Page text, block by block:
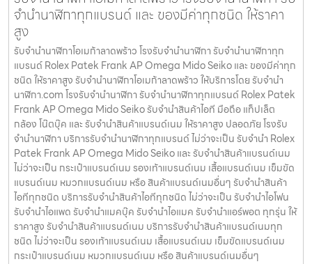
จำนำนาฬิกาทุกแบรนด์ และ ของมีค่าทุกชนิด ให้ราคา
สูง
รับจำนำนาฬิกาโอเมก้าลาดพร้าว โรงรับจำนำนาฬิกา รับจำนำนาฬิกาทุก
แบรนด์ Rolex Patek Frank AP Omega Mido Seiko และ ของมีค่าทุก
ชนิด ให้ราคาสูง รับจำนำนาฬิกาโอเมก้าลาดพร้าว ให้บริการโดย รับจํานํา
นาฬิกา.com โรงรับจำนำนาฬิกา รับจำนำนาฬิกาทุกแบรนด์ Rolex Patek
Frank AP Omega Mido Seiko รับจำนำสินค้าไอที มือถือ แท็ปเล็ต
กล้อง โน๊ตบุ๊ค และ รับจำนำสินค้าแบรนด์เนม ให้ราคาสูง ปลอดภัย โรงรับ
จำนำนาฬิกา บริการรับจำนำนาฬิกาทุกแบรนด์ ไม่ว่าจะเป็น รับจำนำ Rolex
Patek Frank AP Omega Mido Seiko และ รับจำนำสินค้าแบรนด์เนม
ไม่ว่าจะเป็น กระเป๋าแบรนด์เนม รองเท้าแบรนด์เนม เสื้อแบรนด์เนม เข็มขัด
แบรนด์เนม หมวกแบรนด์เนม หรือ สินค้าแบรนด์เนมอื่นๆ รับจำนำสินค้า
ไอทีทุกชนิด บริการรับจำนำสินค้าไอทีทุกชนิด ไม่ว่าจะเป็น รับจำนำไอโฟน
รับจำนำไอแพด รับจำนำแมคบุ๊ค รับจำนำไอแมค รับจำนำแอร์พอต ทุกรุ่น ให้
ราคาสูง รับจำนำสินค้าแบรนด์เนม บริการรับจำนำสินค้าแบรนด์เนมทุก
ชนิด ไม่ว่าจะเป็น รองเท้าแบรนด์เนม เสื้อแบรนด์เนม เข็มขัดแบรนด์เนม
กระเป๋าแบรนด์เนม หมวกแบรนด์เนม หรือ สินค้าแบรนด์เนมอื่นๆ